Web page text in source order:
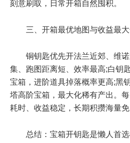
刻意刷取，日常开箱自然囤积。
三、开箱最优地图与收益最
铜钥匙优先开法兰近郊、维
集、跑图距离短、效率最高;白钥
宝箱，进阶道具掉落概率更高;黑
塔高阶宝箱，最大化稀有产出。
耗时、收益稳定，长期积攒海量免
总结：宝箱开钥匙是懒人首